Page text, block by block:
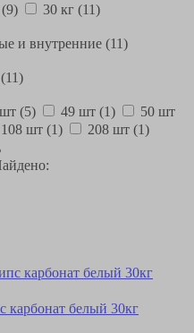
(9) 30 кг (11)
и внутренние (11)
(11)
(5) 49 шт (1)
50 шт
108 шт (1) 208 шт (1)
белый 30кг